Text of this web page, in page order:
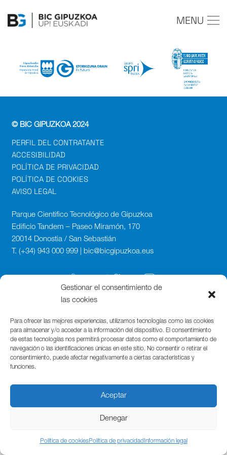
Gestionar el consentimiento de
las cookies
Para ofrecer las mejores experiencias, utilizamos tecnologías como las cookies
para almacenar y/o acceder a la información del dispositivo. El consentimiento
de estas tecnologías nos permitirá procesar datos como el comportamiento de
navegación o las identificaciones únicas en este sitio. No consentir o retirar el
consentimiento, puede afectar negativamente a ciertas características y
funciones.
Aceptar
Denegar
Política de cookiesPolítica de privacidad Información legal
MENU
© BIC GIPUZKOA 2024
PERFIL DEL CONTRATANTE
ACCESIBILIDAD
POLÍTICA DE PRIVACIDAD
POLÍTICA DE COOKIES
AVISO LEGAL
Parque Cientifico Tecnológico de Gipuzkoa
Edificio Tandem – Paseo Miramón, 170
20014 Donostia / San Sebastián
T. (+34) 943 000 999 | bic@bicgipuzkoa.eus